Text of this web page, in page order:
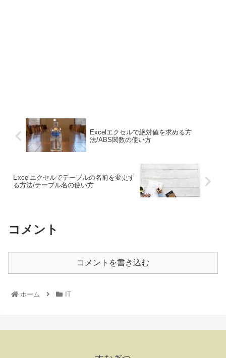
Excelエクセルで絶対値を求める方
法/ABS関数の使い方
Excelエクセルでテーブルの名前を変更す
る方法/テーブル名の使い方
コメント
コメントを書き込む
ホーム IT